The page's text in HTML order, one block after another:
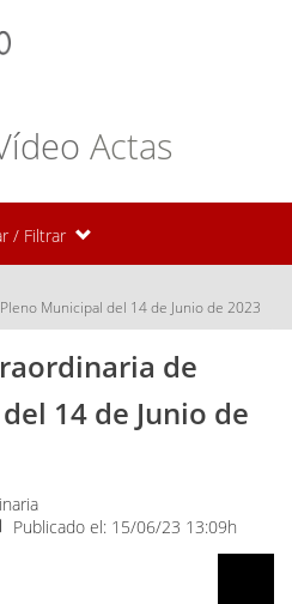
Actas
/ Filtrar
Municipal del 14 de Junio de 2023
de
14 de Junio de
Publicado el: 15/06/23 13:09h